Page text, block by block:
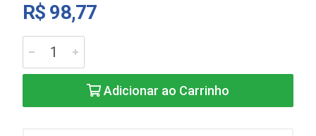
R$ 98,77
Adicionar ao Carrinho